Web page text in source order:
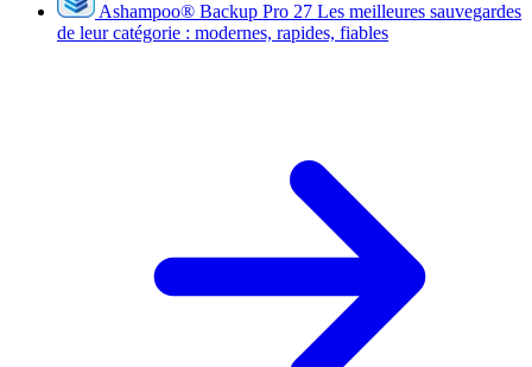
Ashampoo® Backup Pro 27 Les meilleures sauvegardes
de leur catégorie : modernes, rapides, fiables